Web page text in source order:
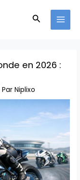
en 2026 :
ParNiplixo